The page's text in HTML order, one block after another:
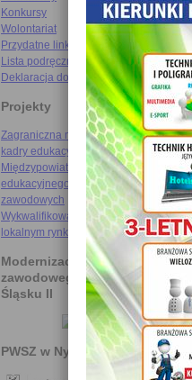
Konkursy
Wolontariat
Przydatne linki
Lista podręczników
Deklaracja dostępności
Projekty
Zagraniczna mobilność szkolnej
kadry edukacyjnej
Międzypowiatowa droga do
edukacyjnego sukcesu szkół
zawodowych
Wykwalifikowani rzemieślnicy na
lokalnym rynku pracy
Modernizacja kształcenia
zawodowego na Dolnym
Śląsku II
PWSZ w Nysie